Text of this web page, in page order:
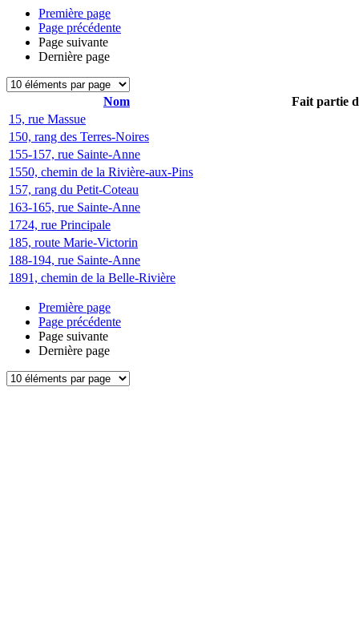
Première page
Page précédente
Page suivante
Dernière page
Nom
Fait partie
15, rue Massue
150, rang des Terres-Noires
155-157, rue Sainte-Anne
1550, chemin de la Rivière-aux-Pins
157, rang du Petit-Coteau
163-165, rue Sainte-Anne
1724, rue Principale
185, route Marie-Victorin
188-194, rue Sainte-Anne
1891, chemin de la Belle-Rivière
Première page
Page précédente
Page suivante
Dernière page